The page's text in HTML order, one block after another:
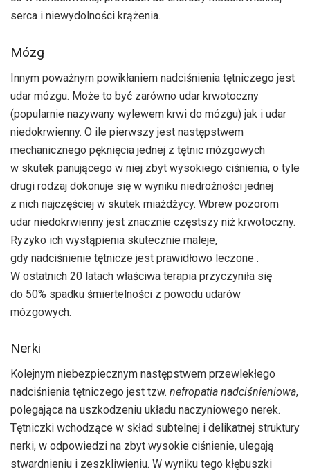
serca i niewydolności krążenia.
Mózg
Innym poważnym powikłaniem nadciśnienia tętniczego jest
udar mózgu. Może to być zarówno udar krwotoczny
(popularnie nazywany wylewem krwi do mózgu) jak i udar
niedokrwienny. O ile pierwszy jest następstwem
mechanicznego pęknięcia jednej z tętnic mózgowych
w skutek panującego w niej zbyt wysokiego ciśnienia, o tyle
drugi rodzaj dokonuje się w wyniku niedrożności jednej
z nich najczęściej w skutek miażdżycy. Wbrew pozorom
udar niedokrwienny jest znacznie częstszy niż krwotoczny.
Ryzyko ich wystąpienia skutecznie maleje,
gdy nadciśnienie tętnicze jest prawidłowo leczone .
W ostatnich 20 latach właściwa terapia przyczyniła się
do 50% spadku śmiertelności z powodu udarów
mózgowych.
Nerki
Kolejnym niebezpiecznym następstwem przewlekłego
nadciśnienia tętniczego jest tzw. nefropatia nadciśnieniowa,
polegająca na uszkodzeniu układu naczyniowego nerek.
Tętniczki wchodzące w skład subtelnej i delikatnej struktury
nerki, w odpowiedzi na zbyt wysokie ciśnienie, ulegają
stwardnieniu i zeszkliwieniu. W wyniku tego kłębuszki